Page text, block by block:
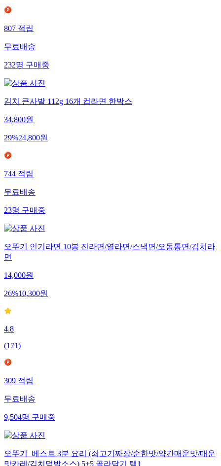
807적립
무료배송
232명구매중
김치 큰사발 112g 16개 컵라면 한박스
34,800원
29%24,800원
744적립
무료배송
23명구매중
오뚜기 인기라면 10봉 진라면/열라면/스낵면/오동통면/김치라
면
14,000원
26%10,300원
4.8
(171)
309적립
무료배송
9,504명구매중
오뚜기_베스트 3분 요리 (쇠고기짜장/순한맛/약간매운맛/매운